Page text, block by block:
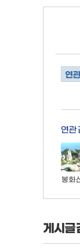
연
연관
봉화
게시글